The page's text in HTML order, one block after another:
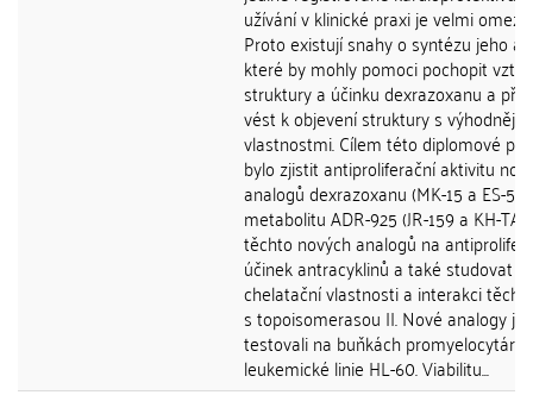
užívání v klinické praxi je velmi
Proto existují snahy o syntézu jeho
které by mohly pomoci pochopit vztah
struktury a účinku dexrazoxanu a
vést k objevení struktury s
vlastnostmi. Cílem této diplomové
bylo zjistit antiproliferační aktivitu
analogů dexrazoxanu (MK-15 a ES-5)
metabolitu ADR-925 (JR-159 a KH-
těchto nových analogů na
účinek antracyklinů a také studovat
chelatační vlastnosti a interakci
s topoisomerasou II. Nové analogy
testovali na buňkách promyelocytární
leukemické linie HL-60. Viabilitu...